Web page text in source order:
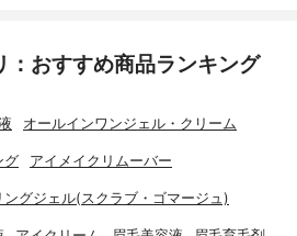
：おすすめ商品ランキング
オールインワンジェル・クリーム
グ アイメイクリムーバー
ングジェル(スクラブ・ゴマージュ)